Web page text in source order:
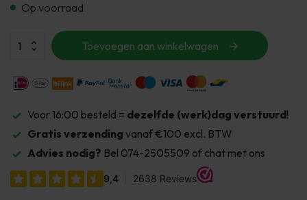
Op voorraad
Toevoegen aan winkelwagen
Voor 16:00 besteld = dezelfde (werk)dag verstuurd!
Gratis verzending vanaf €100 excl. BTW
Advies nodig? Bel 074-2505509 of chat met ons